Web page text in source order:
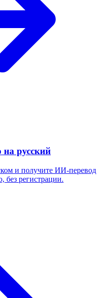
на русский
и получите ИИ-перевод
без регистрации.